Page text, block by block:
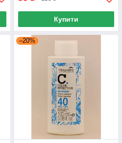
Купити
–20%